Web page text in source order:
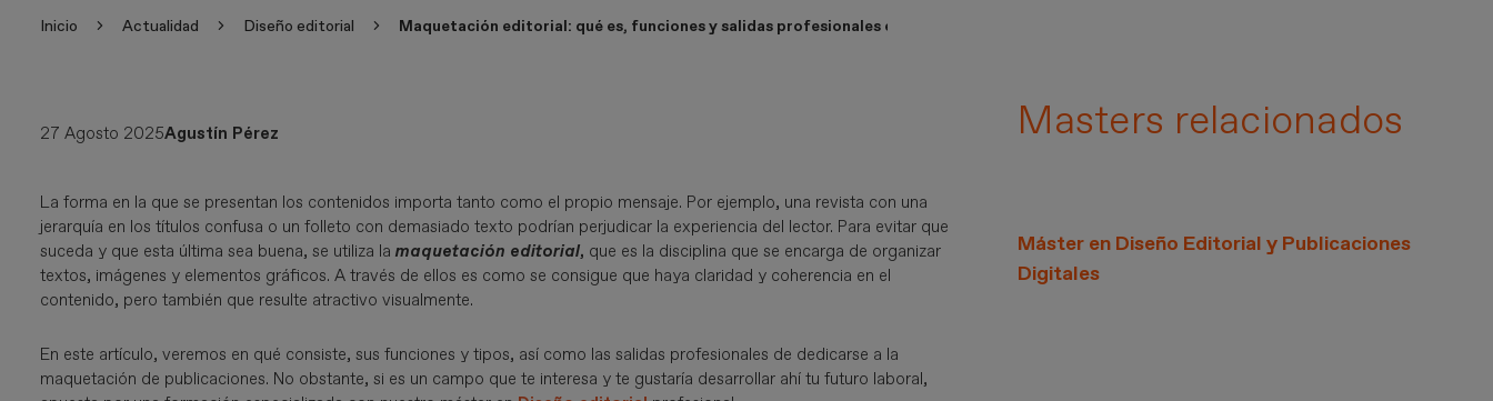
Inicio Actualidad Diseño editorial Maquetación editorial: qué es, funciones y salidas profesionales en el mundo del diseño
27 Agosto 2025Agustín Pérez
La forma en la que se presentan los contenidos importa tanto como el propio mensaje. Por ejemplo, una revista con una
jerarquía en los títulos confusa o un folleto con demasiado texto podrían perjudicar la experiencia del lector. Para evitar que
suceda y que esta última sea buena, se utiliza lamaquetación editorial, que es la disciplina que se encarga de organizar
textos, imágenes y elementos gráficos. A través de ellos es como se consigue que haya claridad y coherencia en el
contenido, pero también que resulte atractivo visualmente.
En este artículo, veremos en qué consiste, sus funciones y tipos, así como las salidas profesionales de dedicarse a la
maquetación de publicaciones. No obstante, si es un campo que te interesa y te gustaría desarrollar ahí tu futuro laboral,
Masters relacionados
Máster en Diseño Editorial y Publicaciones
Digitales